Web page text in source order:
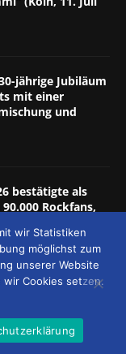
jährige Jubiläum
mit einer
und
bestätigte als
Rockfans,
wir Statistiken
möglichst zum
unserer Website
Cookies setzen.